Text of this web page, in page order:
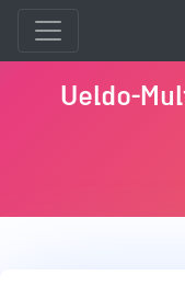
Ueldo-